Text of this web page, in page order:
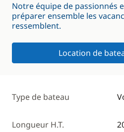
Notre équipe de passionnés
préparer ensemble les
ressemblent.
Location de
Type de bateau
Longueur H.T.